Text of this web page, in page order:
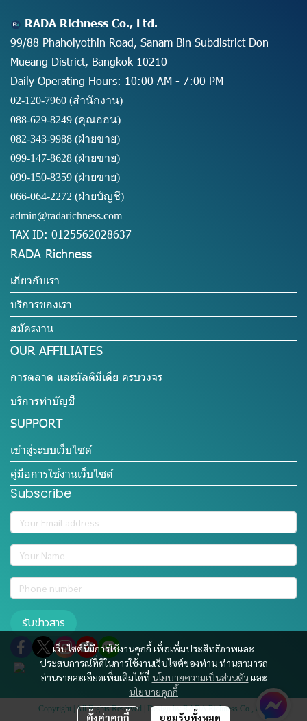
เว็บไซต์นี้มีการใช้งานคุกกี้ เพื่อเพิ่มประสิทธิภาพและ
ประสบการณ์ที่ดีในการใช้งานเว็บไซต์ของท่าน ท่านสามารถ
อ่านรายละเอียดเพิ่มเติมได้ที่ นโยบายความเป็นส่วนตัว และ
นโยบายคุกกี้
ตั้งค่าคุกกี้ ยอมรับทั้งหมด
RADA Richness Co., Ltd.
99/88 Phaholyothin Road, Sanam Bin Subdistrict Don
Mueang District, Bangkok 10210
Daily Operating Hours: 10:00 AM - 7:00 PM
02-120-7960 (สำนักงาน)
088-629-8249 (คุณออน)
082-343-9988 (ฝ่ายขาย)
099-147-8628 (ฝ่ายขาย)
099-150-8359 (ฝ่ายขาย)
066-064-2272 (ฝ่ายบัญชี)
admin@radarichness.com
TAX ID: 0125562028637
RADA Richness
เกี่ยวกับเรา
บริการของเรา
สมัครงาน
OUR AFFILIATES
การตลาด และมัลติมีเดีย ครบวงจร
บริการทำบัญชี
SUPPORT
เข้าสู่ระบบเว็บไซต์
คู่มือการใช้งานเว็บไซต์
Subscribe
รับข่าวสาร
Copyright | All Rights Reserved | Design by RADA Richness Co., Ltd.